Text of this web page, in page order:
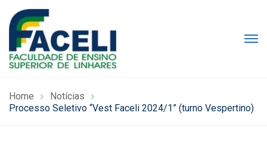
Home
Notícias
Processo Seletivo “Vest Faceli 2024/1” (turno Vespertino)